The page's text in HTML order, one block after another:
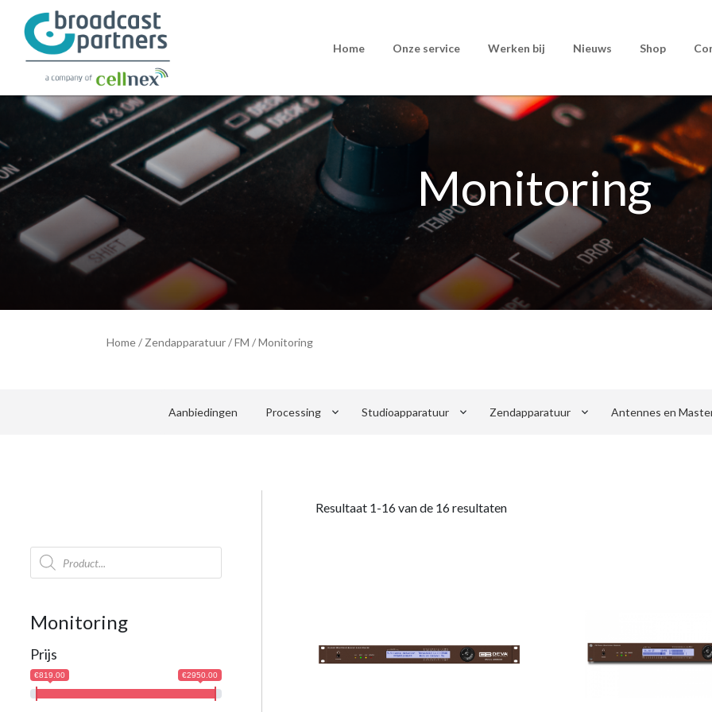
Home Onze service Werken bij Nieuws Shop
Monitoring
Home/ Zendapparatuur/FM /Monitoring
Aanbiedingen Processing keyboard_arrow_down Studioapparatuur keyboard_arrow_down Zendapparatuur keyboard_arrow_down Antennes en
Producten
zoeken
Monitoring
Prijs
€819.00 €2950.00
Resultaat 1-16 van de 16 resultaten